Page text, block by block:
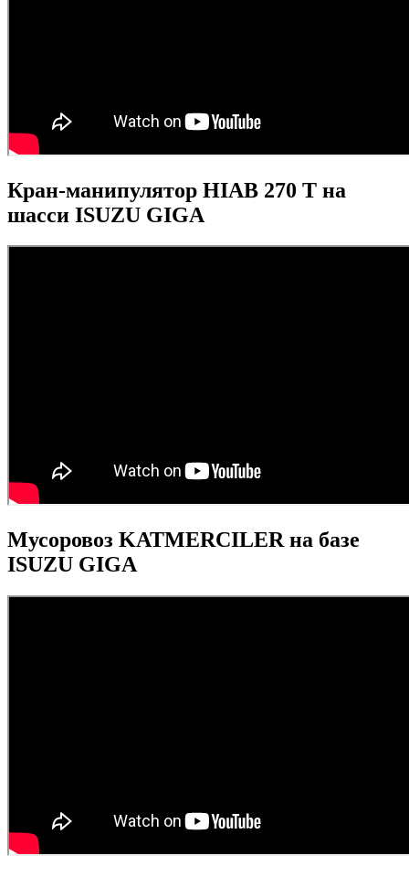
Кран-манипулятор HIAB 270 T на
шасси ISUZU GIGA
Мусоровоз KATMERCILER на базе
ISUZU GIGA